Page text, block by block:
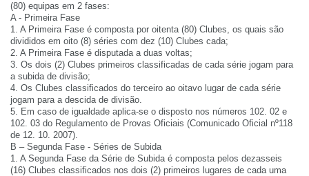
(80) equipas em 2 fases:
A - Primeira Fase
1. A Primeira Fase é composta por oitenta (80) Clubes, os quais são
divididos em oito (8) séries com dez (10) Clubes cada;
2. A Primeira Fase é disputada a duas voltas;
3. Os dois (2) Clubes primeiros classificadas de cada série jogam para
a subida de divisão;
4. Os Clubes classificados do terceiro ao oitavo lugar de cada série
jogam para a descida de divisão.
5. Em caso de igualdade aplica-se o disposto nos números 102. 02 e
102. 03 do Regulamento de Provas Oficiais (Comunicado Oficial nº118
de 12. 10. 2007).
B – Segunda Fase - Séries de Subida
1. A Segunda Fase da Série de Subida é composta pelos dezasseis
(16) Clubes classificados nos dois (2) primeiros lugares de cada uma